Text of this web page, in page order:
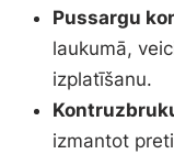
Pussargu
laukumā,
izplatīšanu.
izmantot